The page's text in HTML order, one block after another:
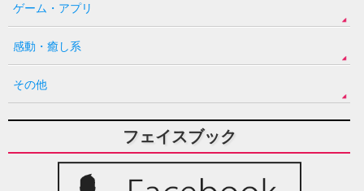
ゲーム・アプリ
感動・癒し系
その他
フェイスブック